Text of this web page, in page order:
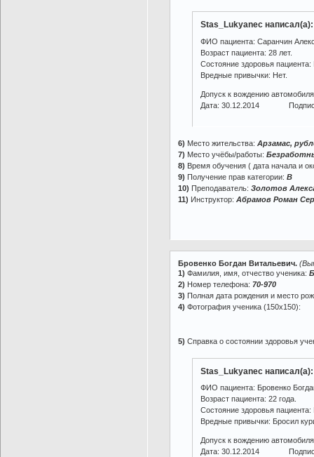
Stas_Lukyanec написал(а):
ФИО пациента: Саранчин
Возраст пациента: 28 лет.
Cостояние здоровья
Вредные привычки: Нет.
Допуск к вождению
Дата: 30.12.2014 Подпись
6) Место жительства: Арзамас,
7) Место учёбы/работы:
8) Время обучения ( дата начала и
9) Получение прав категории: В
10) Преподаватель: Золотов
11) Инструктор: Абрамов Роман
Бровенко Богдан Витальевич.
1) Фамилия, имя, отчество ученика:
2) Номер телефона: 70-970
3) Полная дата рождения и место
4) Фотография ученика (150х150):
5) Справка о состоянии здоровья
Stas_Lukyanec написал(а):
ФИО пациента: Бровенко
Возраст пациента: 22 года.
Cостояние здоровья
Вредные привычки: Бросил
Допуск к вождению
Дата: 30.12.2014 Подпись